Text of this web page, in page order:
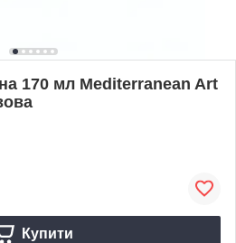
170 мл Mediterranean Art
Купити